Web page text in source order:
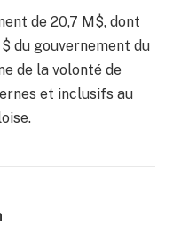
de 20,7 M$, dont
du gouvernement du
de la volonté de
et inclusifs au